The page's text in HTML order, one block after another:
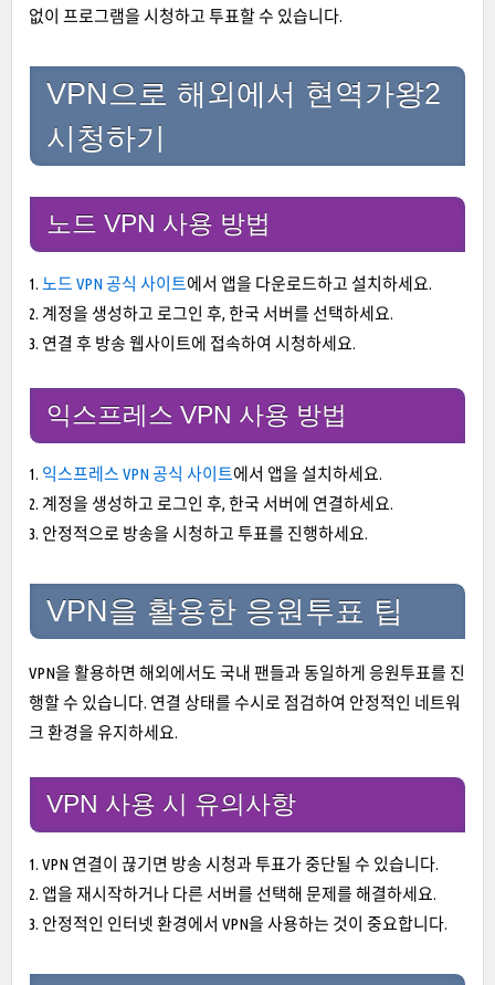
없이 프로그램을 시청하고 투표할 수 있습니다.
VPN으로 해외에서 현역가왕2
시청하기
노드 VPN 사용 방법
1. 노드 VPN 공식 사이트에서 앱을 다운로드하고 설치하세요.
2. 계정을 생성하고 로그인 후, 한국 서버를 선택하세요.
3. 연결 후 방송 웹사이트에 접속하여 시청하세요.
익스프레스 VPN 사용 방법
1. 익스프레스 VPN 공식 사이트에서 앱을 설치하세요.
2. 계정을 생성하고 로그인 후, 한국 서버에 연결하세요.
3. 안정적으로 방송을 시청하고 투표를 진행하세요.
VPN을 활용한 응원투표 팁
VPN을 활용하면 해외에서도 국내 팬들과 동일하게 응원투표를 진
행할 수 있습니다. 연결 상태를 수시로 점검하여 안정적인 네트워
크 환경을 유지하세요.
VPN 사용 시 유의사항
1. VPN 연결이 끊기면 방송 시청과 투표가 중단될 수 있습니다.
2. 앱을 재시작하거나 다른 서버를 선택해 문제를 해결하세요.
3. 안정적인 인터넷 환경에서 VPN을 사용하는 것이 중요합니다.